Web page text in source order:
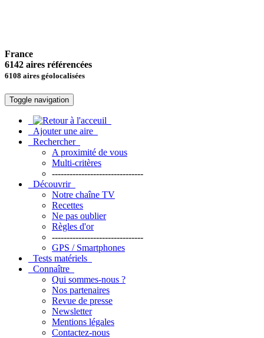
France
6142 aires référencées
6108 aires géolocalisées
Toggle navigation
Ajouter une aire
Rechercher
A proximité de vous
Multi-critères
-------------------------------
Découvrir
Notre chaîne TV
Recettes
Ne pas oublier
Règles d'or
-------------------------------
GPS / Smartphones
Tests matériels
Connaître
Qui sommes-nous ?
Nos partenaires
Revue de presse
Newsletter
Mentions légales
Contactez-nous